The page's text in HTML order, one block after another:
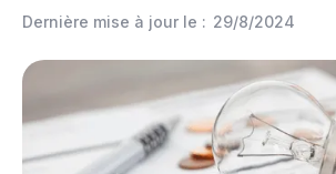
Dernière mise à jour le : 29/8/2024